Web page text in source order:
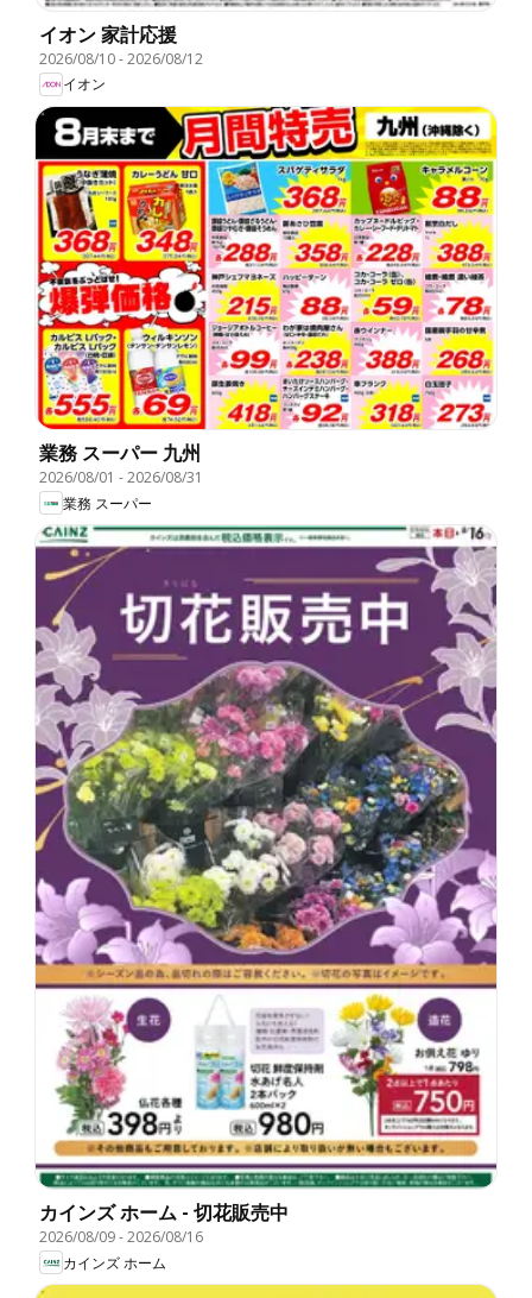
イオン 家計応援
2026/08/10-2026/08/12
イオン
業務 スーパー 九州
2026/08/01 -2026/08/31
業務 スーパー
カインズ ホーム - 切花販売中
2026/08/09-2026/08/16
カインズ ホーム